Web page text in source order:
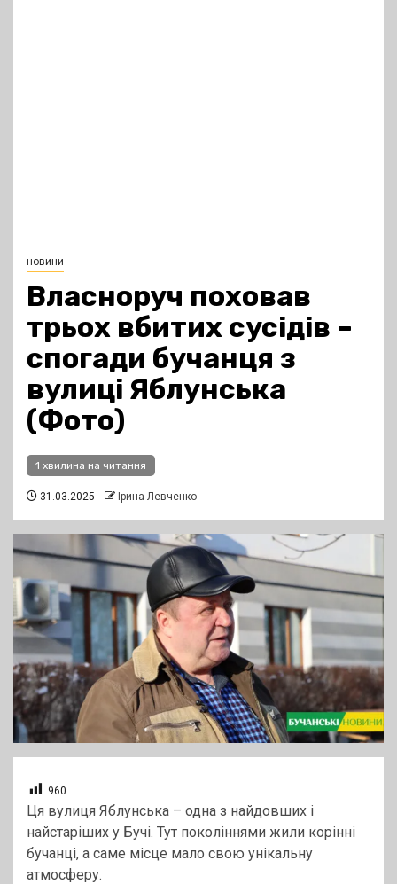
новини
Власноруч поховав
трьох вбитих сусідів –
спогади бучанця з
вулиці Яблунська
(Фото)
1 хвилина на читання
31.03.2025 Ірина Левченко
960
Ця вулиця Яблунська – одна з найдовших і
найстаріших у Бучі. Тут поколіннями жили корінні
бучанці, а саме місце мало свою унікальну
атмосферу.